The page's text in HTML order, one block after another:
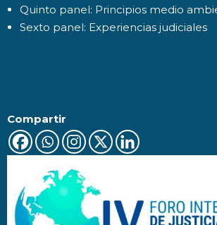
Quinto panel: Principios medio
Sexto panel: Experiencias judiciales
Compartir